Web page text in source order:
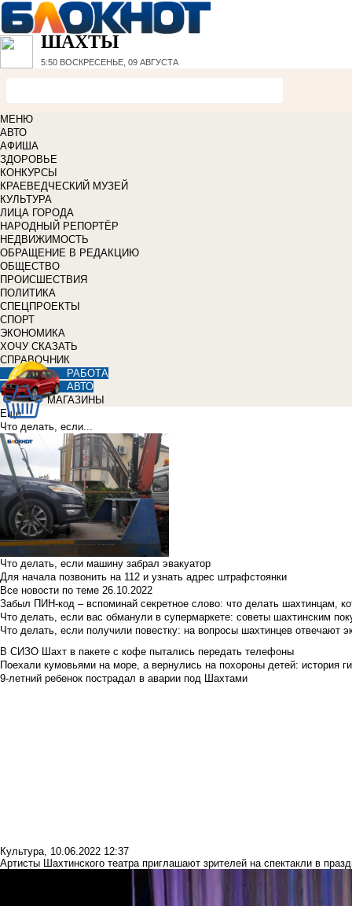
ШАХТЫ
5:50 ВОСКРЕСЕНЬЕ, 09 АВГУСТА
МЕНЮ
АВТО
АФИША
ЗДОРОВЬЕ
КОНКУРСЫ
КРАЕВЕДЧЕСКИЙ МУЗЕЙ
КУЛЬТУРА
ЛИЦА ГОРОДА
НАРОДНЫЙ РЕПОРТЁР
НЕДВИЖИМОСТЬ
ОБРАЩЕНИЕ В РЕДАКЦИЮ
ОБЩЕСТВО
ПРОИСШЕСТВИЯ
ПОЛИТИКА
СПЕЦПРОЕКТЫ
СПОРТ
ЭКОНОМИКА
ХОЧУ СКАЗАТЬ
СПРАВОЧНИК
РАБОТА
АВТО
МАГАЗИНЫ
Еще
Что делать, если...
Что делать, если машину забрал эвакуатор
Для начала позвонить на 112 и узнать адрес штрафстоянки
Все новости по теме 26.10.2022
Забыл ПИН-код – вспоминай секретное слово: что делать шахтинцам,
Что делать, если вас обманули в супермаркете: советы шахтинским
Что делать, если получили повестку: на вопросы шахтинцев отвечают
В СИЗО Шахт в пакете с кофе пытались передать телефоны
Поехали кумовьями на море, а вернулись на похороны детей: история
9-летний ребенок пострадал в аварии под Шахтами
Культура, 10.06.2022 12:37
Артисты Шахтинского театра приглашают зрителей на спектакли в